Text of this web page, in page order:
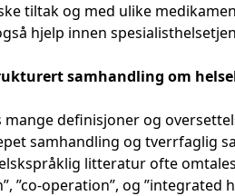
tiltak og med ulike
hjelp innen
samhandling om
mange definisjoner og
samhandling og tverrfaglig
litteratur ofte omtales
”co-operation”, og ”integrated